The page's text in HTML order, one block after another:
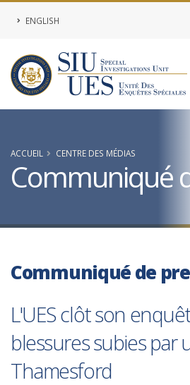
ENGLISH
ACCUEIL CENTRE DES MÉDIAS
Communiqué
Communiqué de
L'UES clôt son
blessures subies par
Thamesford